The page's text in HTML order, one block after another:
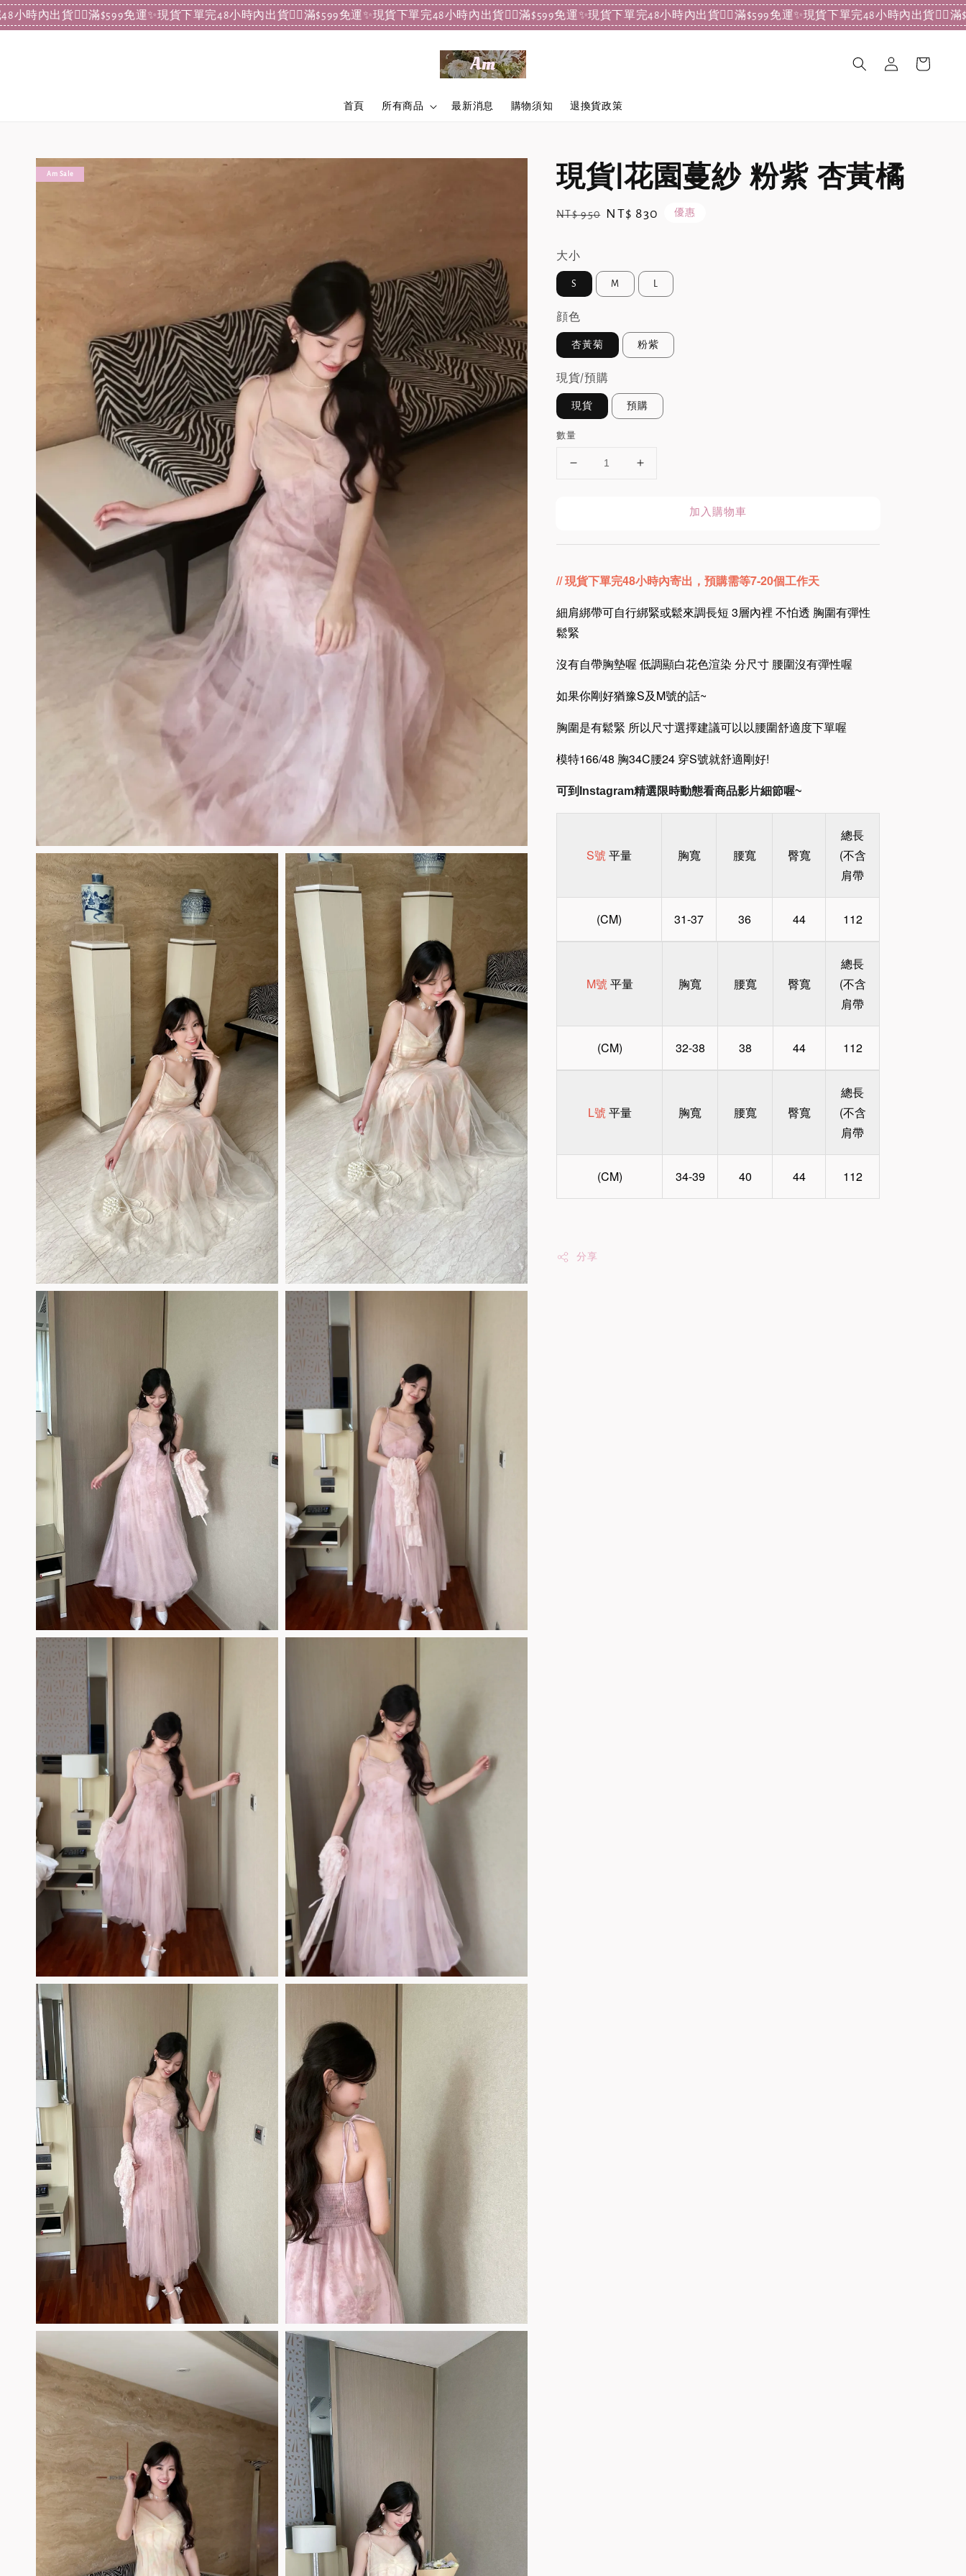
貨❤️‍🔥滿$599免運✨現貨下單完48小時內出貨❤️‍🔥滿$599免運✨現貨下單完48小時內出貨❤️‍🔥滿$599免運✨現貨下單完48小時內出貨❤️‍🔥滿$599免運✨現貨下單完48小時內出貨❤️‍🔥滿$599免運
首頁 所有商品 最新消息 購物須知 退換貨政策
Am Sale 現貨|花園蔓紗 粉紫 杏黃橘
Regular
NT$ 950 Sale
NT$ 830 優惠
大小
S M
顔色
杏黃菊 粉紫
現貨/預購
現貨 預購
數量
加入購物車
// 現貨下單完48小時內寄出 ，預購需等7-20個工作天
細肩綁帶可自行綁緊或鬆來調長短 3層內裡 不怕透 胸圍有彈性
鬆緊
沒有自帶胸墊喔 低調顯白花色渲染 分尺寸 腰圍沒有彈性喔
如果你剛好猶豫S及M號的話~
胸圍是有鬆緊 所以尺寸選擇建議可以以腰圍舒適度下單喔
模特166/48 胸34C腰24 穿S號就舒適剛好!
可到Instagram精選限時動態看商品影片細節喔~
S號平量 胸寬 腰寬 臀寬
總長
(不含
肩帶
(CM) 31-37 36 44 112
M號平量 胸寬 腰寬 臀寬
總長
(不含
肩帶
(CM) 32-38 38 44 112
L號平量 胸寬 腰寬 臀寬
總長
(不含
肩帶
(CM) 34-39 40 44 112
分享